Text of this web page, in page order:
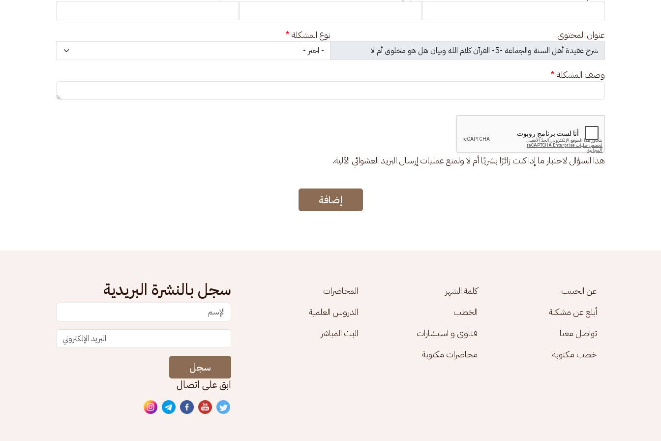
عنوان المحتوى نوع المشكلة
وصف المشكلة
هذا السؤال لاختبار ما إذا كنت زائرًا بشريًا أم لا ولمنع عمليات إرسال البريد العشوائي الآلية.
إضافة
Footer menu
عن الحبيب كلمة الشهر
المحاضرات
أبلغ عن مشكلة
الخطب
الدروس العلمية
تواصل معنا
فتاوى و استشارات
البث المباشر
خطب مكتوبة
محاضرات مكتوبة
سجل بالنشرة البريدية
سجل
ابق على اتصال